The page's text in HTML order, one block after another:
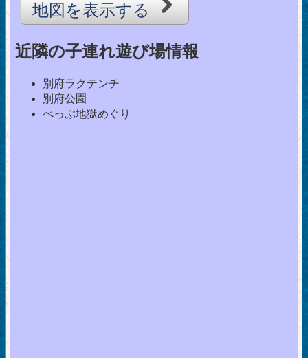
地図を表示する
近隣の子連れ遊び場情報
別府ラクテンチ
別府公園
べっぷ地獄めぐり